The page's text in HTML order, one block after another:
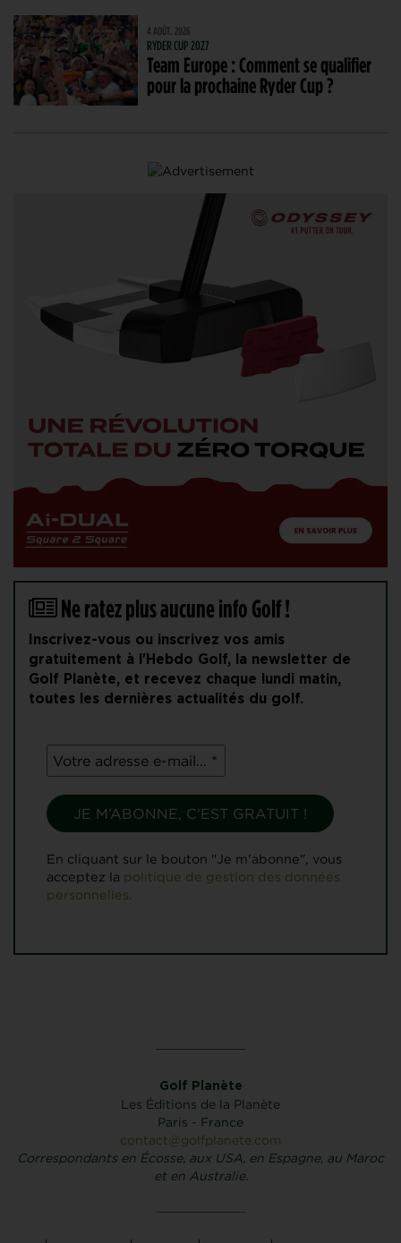
4 AOÛT. 2026
RYDER CUP 2027
Team Europe : Comment se qualifier
pour la prochaine Ryder Cup ?
Ne ratez plus aucune info Golf !
Inscrivez-vous ou inscrivez vos amis
gratuitement à l'Hebdo Golf, la newsletter de
Golf Planète, et recevez chaque lundi matin,
toutes les dernières actualités du golf.
En cliquant sur le bouton "Je m'abonne", vous
acceptez la politique de gestion des données
personnelles.
Golf Planète
Les Éditions de la Planète
Paris - France
contact@golfplanete.com
Correspondants en Écosse, aux USA, en Espagne, au Maroc
et en Australie.